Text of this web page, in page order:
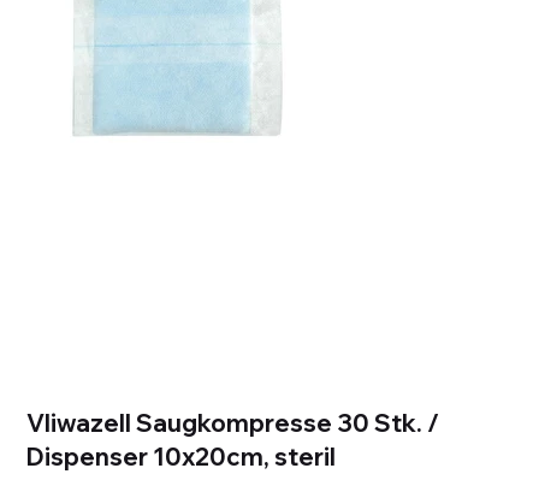
Vliwazell Saugkompresse 30 Stk. /
Dispenser 10x20cm, steril